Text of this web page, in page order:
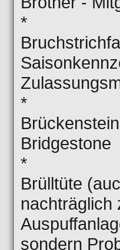
*
*
Bridgestone
*
Brülltüte
nachträglich
sondern